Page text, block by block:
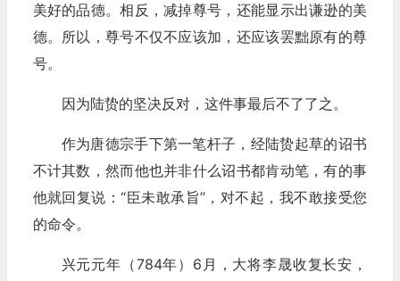
美好的品德。相反，减掉尊号，还能显示出谦逊的美
德。所以，尊号不仅不应该加，还应该罢黜原有的尊
号。
因为陆贽的坚决反对，这件事最后不了了之。
作为唐德宗手下第一笔杆子，经陆贽起草的诏书
不计其数，然而他也并非什么诏书都肯动笔，有的事
他就回复说：“臣未敢承旨”，对不起，我不敢接受您
的命令。
兴元元年（784年）6月，大将李晟收复长安，